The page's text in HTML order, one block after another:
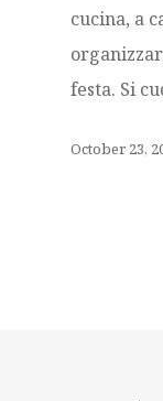
cucina, a
festa. Si
October 23,